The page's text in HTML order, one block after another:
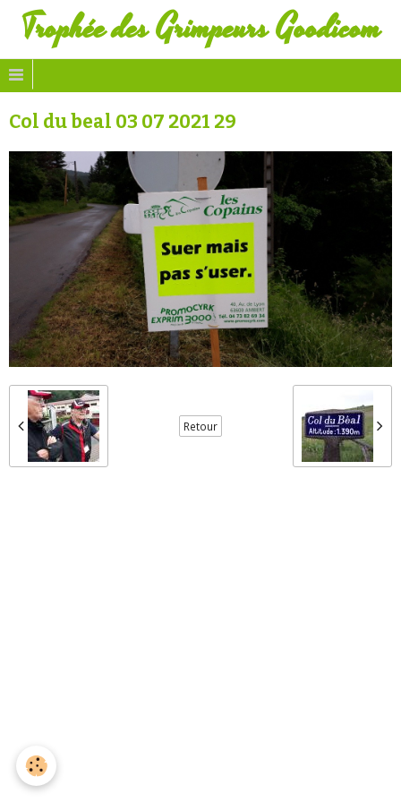
Trophée des Grimpeurs Goodicom
Col du beal 03 07 2021 29
Retour